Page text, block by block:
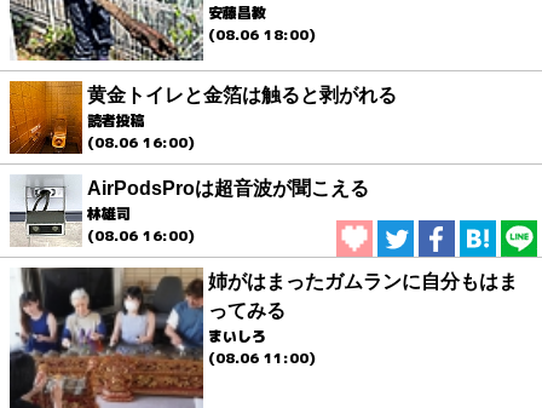
安藤昌教
(08.06 18:00)
黄金トイレと金箔は触ると剥がれる
読者投稿
(08.06 16:00)
AirPodsProは超音波が聞こえる
林雄司
(08.06 16:00)
姉がはまったガムランに自分もはま
ってみる
まいしろ
(08.06 11:00)